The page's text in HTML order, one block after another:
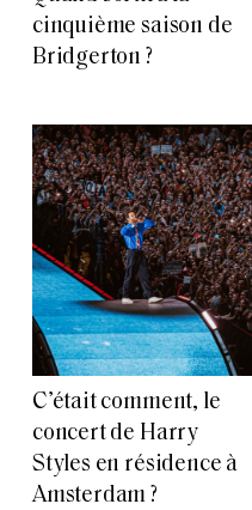
cinquième saison de
Bridgerton ?
C’était comment, le
concert de Harry
Styles en résidence à
Amsterdam ?